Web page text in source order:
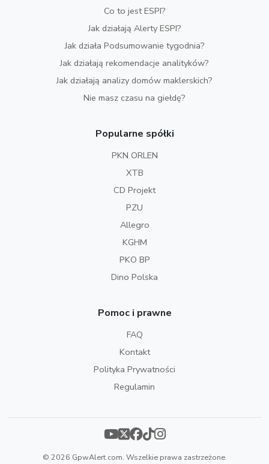
Co to jest ESPI?
Jak działają Alerty ESPI?
Jak działa Podsumowanie tygodnia?
Jak działają rekomendacje analityków?
Jak działają analizy domów maklerskich?
Nie masz czasu na giełdę?
Popularne spółki
PKN ORLEN
XTB
CD Projekt
PZU
Allegro
KGHM
PKO BP
Dino Polska
Pomoc i prawne
FAQ
Kontakt
Polityka Prywatności
Regulamin
© 2026 GpwAlert.com. Wszelkie prawa zastrzeżone.